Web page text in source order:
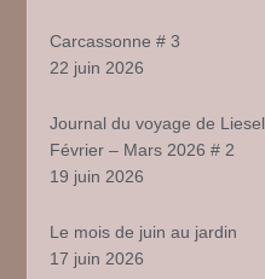
Carcassonne # 3
22 juin 2026
Journal du voyage de
Février – Mars 2026 # 2
19 juin 2026
Le mois de juin au jardin
17 juin 2026